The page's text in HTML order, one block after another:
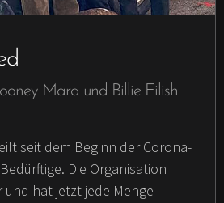
Mara und Billie Eilish
seit dem Beginn der Corona-
Die Organisation
hat jetzt jede Menge